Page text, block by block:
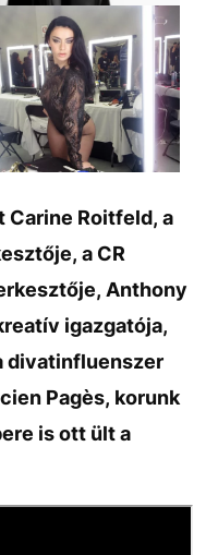
(19)
Carine Roitfeld, a
a CR
Anthony
igazgatója,
divatinfluenszer
Pagès, korunk
is ott ült a